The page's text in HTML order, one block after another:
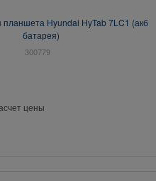
планшета Hyundai HyTab 7LC1 (акб
батарея)
300779
цены